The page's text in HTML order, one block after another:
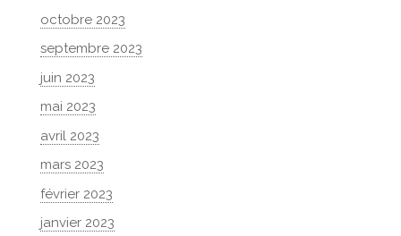
octobre 2023
septembre 2023
juin 2023
mai 2023
avril 2023
mars 2023
février 2023
janvier 2023